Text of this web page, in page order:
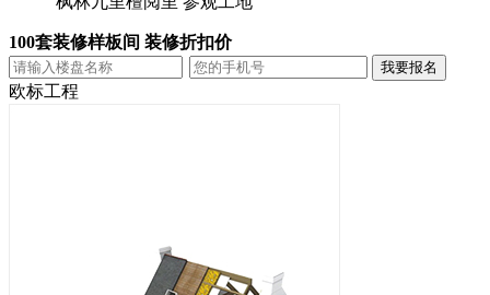
100套装修样板间 装修折扣价
欧标工程